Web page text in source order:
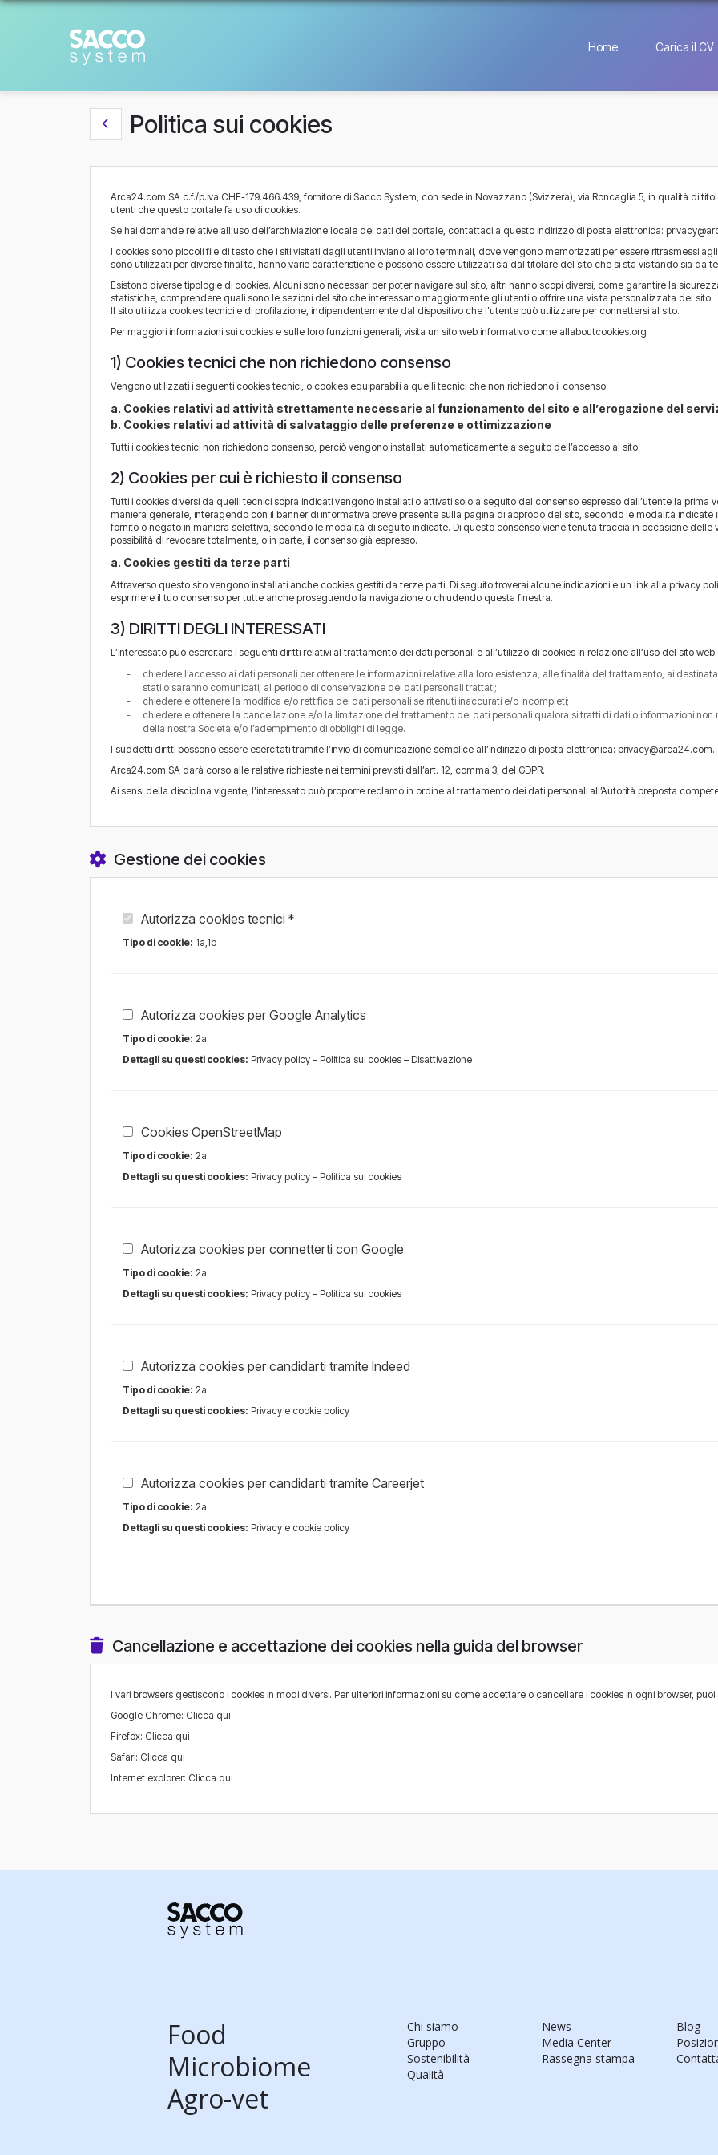
Home Carica il CV
Politica sui cookies
Arca24.com SA c.f./p.iva CHE-179.466.439, fornitore di Sacco System, con sede in Novazzano (Svizzera), via Roncaglia 5, in qualità di
utenti che questo portale fa uso di cookies.
Se hai domande relative all’uso dell’archiviazione locale dei dati del portale, contattaci a questo indirizzo di posta elettronica:
I cookies sono piccoli file di testo che i siti visitati dagli utenti inviano ai loro terminali, dove vengono memorizzati per essere ritrasmessi
sono utilizzati per diverse finalità, hanno varie caratteristiche e possono essere utilizzati sia dal titolare del sito che si sta visitando sia da
Esistono diverse tipologie di cookies. Alcuni sono necessari per poter navigare sul sito, altri hanno scopi diversi, come garantire la
statistiche, comprendere quali sono le sezioni del sito che interessano maggiormente gli utenti o offrire una visita personalizzata del sito.
Il sito utilizza cookies tecnici e di profilazione, indipendentemente dal dispositivo che l’utente può utilizzare per connettersi al sito.
Per maggiori informazioni sui cookies e sulle loro funzioni generali, visita un sito web informativo come allaboutcookies.org
1) Cookies tecnici che non richiedono consenso
Vengono utilizzati i seguenti cookies tecnici, o cookies equiparabili a quelli tecnici che non richiedono il consenso:
a. Cookies relativi ad attività strettamente necessarie al funzionamento del sito e all’erogazione del
b. Cookies relativi ad attività di salvataggio delle preferenze e ottimizzazione
Tutti i cookies tecnici non richiedono consenso, perciò vengono installati automaticamente a seguito dell’accesso al sito.
2) Cookies per cui è richiesto il consenso
Tutti i cookies diversi da quelli tecnici sopra indicati vengono installati o attivati solo a seguito del consenso espresso dall’utente la prima
maniera generale, interagendo con il banner di informativa breve presente sulla pagina di approdo del sito, secondo le modalità
fornito o negato in maniera selettiva, secondo le modalità di seguito indicate. Di questo consenso viene tenuta traccia in occasione delle
possibilità di revocare totalmente, o in parte, il consenso già espresso.
a. Cookies gestiti da terze parti
Attraverso questo sito vengono installati anche cookies gestiti da terze parti. Di seguito troverai alcune indicazioni e un link alla privacy
esprimere il tuo consenso per tutte anche proseguendo la navigazione o chiudendo questa finestra.
3) DIRITTI DEGLI INTERESSATI
L’interessato può esercitare i seguenti diritti relativi al trattamento dei dati personali e all’utilizzo di cookies in relazione all’uso del sito web:
chiedere l’accesso ai dati personali per ottenere le informazioni relative alla loro esistenza, alle finalità del trattamento, ai
stati o saranno comunicati, al periodo di conservazione dei dati personali trattati;
chiedere e ottenere la modifica e/o rettifica dei dati personali se ritenuti inaccurati e/o incompleti;
chiedere e ottenere la cancellazione e/o la limitazione del trattamento dei dati personali qualora si tratti di dati o informazioni
della nostra Società e/o l’adempimento di obblighi di legge.
I suddetti diritti possono essere esercitati tramite l’invio di comunicazione semplice all’indirizzo di posta elettronica: privacy@arca24.com.
Arca24.com SA darà corso alle relative richieste nei termini previsti dall’art. 12, comma 3, del GDPR.
Ai sensi della disciplina vigente, l’interessato può proporre reclamo in ordine al trattamento dei dati personali all’Autorità preposta
Gestione dei cookies
Autorizza cookies tecnici *
Tipo di cookie: 1a,1b
Autorizza cookies per Google Analytics
Tipo di cookie: 2a
Dettagli su questi cookies: Privacy policy – Politica sui cookies – Disattivazione
Cookies OpenStreetMap
Tipo di cookie: 2a
Dettagli su questi cookies: Privacy policy – Politica sui cookies
Autorizza cookies per connetterti con Google
Tipo di cookie: 2a
Dettagli su questi cookies: Privacy policy – Politica sui cookies
Autorizza cookies per candidarti tramite Indeed
Tipo di cookie: 2a
Dettagli su questi cookies: Privacy e cookie policy
Autorizza cookies per candidarti tramite Careerjet
Tipo di cookie: 2a
Dettagli su questi cookies: Privacy e cookie policy
Cancellazione e accettazione dei cookies nella guida del browser
I vari browsers gestiscono i cookies in modi diversi. Per ulteriori informazioni su come accettare o cancellare i cookies in ogni browser,
Google Chrome: Clicca qui
Firefox: Clicca qui
Safari: Clicca qui
Internet explorer: Clicca qui
Food
Microbiome
Agro-vet
Chi siamo
Gruppo
Sostenibilità
Qualità
News
Media Center
Rassegna stampa
Blog